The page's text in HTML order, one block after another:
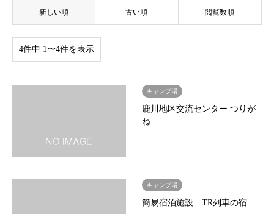
新しい順 古い順 閲覧数順
4件中 1〜4件を表示
キャンプ場
鹿川地区交流センター つりが
ね
キャンプ場
簡易宿泊施設 TR列車の宿